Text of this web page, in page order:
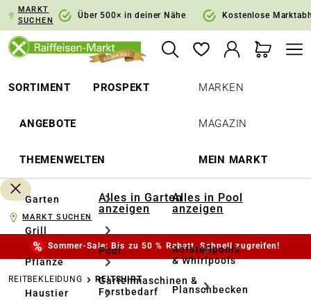
Zur Hauptnavigation springen
MARKT
SUCHEN
Über 500× in deiner Nähe Kostenlose
SORTIMENT PROSPEKT
ANGEBOTE
THEMENWELTEN
MARKEN
MAGAZIN
MEIN MARKT
Garten
Grill
Pflanze
Haustier
Alles in Garten
anzeigen
Pool
Gartenmaschinen &
Forstbedarf
Alles in Pool
anzeigen
Aufstellpools
& Whirlpools
Planschbecken
MARKT SUCHEN
Sommer-Sale: Bis zu 50 % Rabatt. Schnell zugreifen!
REITBEKLEIDUNG REITSHIRT